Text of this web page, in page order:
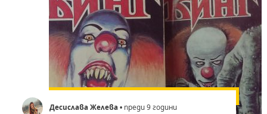
Десислава Желева • преди 9 години